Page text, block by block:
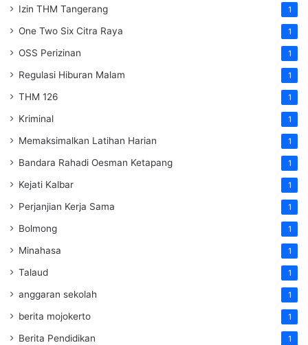
Izin THM Tangerang 1
One Two Six Citra Raya 1
OSS Perizinan 1
Regulasi Hiburan Malam 1
THM 126 1
Kriminal 1
Memaksimalkan Latihan Harian 1
Bandara Rahadi Oesman Ketapang 1
Kejati Kalbar 1
Perjanjian Kerja Sama 1
Bolmong 1
Minahasa 1
Talaud 1
anggaran sekolah 1
berita mojokerto 1
Berita Pendidikan 1